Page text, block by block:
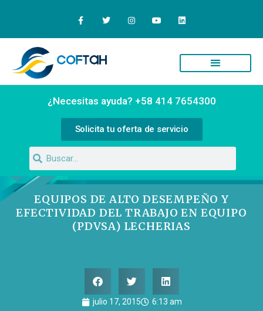
¿Necesitas ayuda? +58 414 7654300
Solicita tu oferta de servicio
EQUIPOS DE ALTO DESEMPEÑO Y
EFECTIVIDAD DEL TRABAJO EN EQUIPO
(PDVSA) LECHERIAS
julio 17, 2015 6:13 am